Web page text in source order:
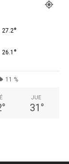
27.2°
26.1 °
11 %
°
JUE
31 °